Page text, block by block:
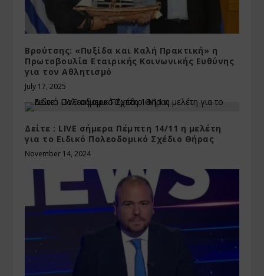
Βρούτσης: «Πυξίδα και Καλή Πρακτική» η
Πρωτοβουλία Εταιρικής Κοινωνικής Ευθύνης
για τον Αθλητισμό
July 17, 2025
Δείτε : LIVE σήμερα Πέμπτη 14/11 η μελέτη
για το Ειδικό Πολεοδομικό Σχέδιο Θήρας
November 14, 2024